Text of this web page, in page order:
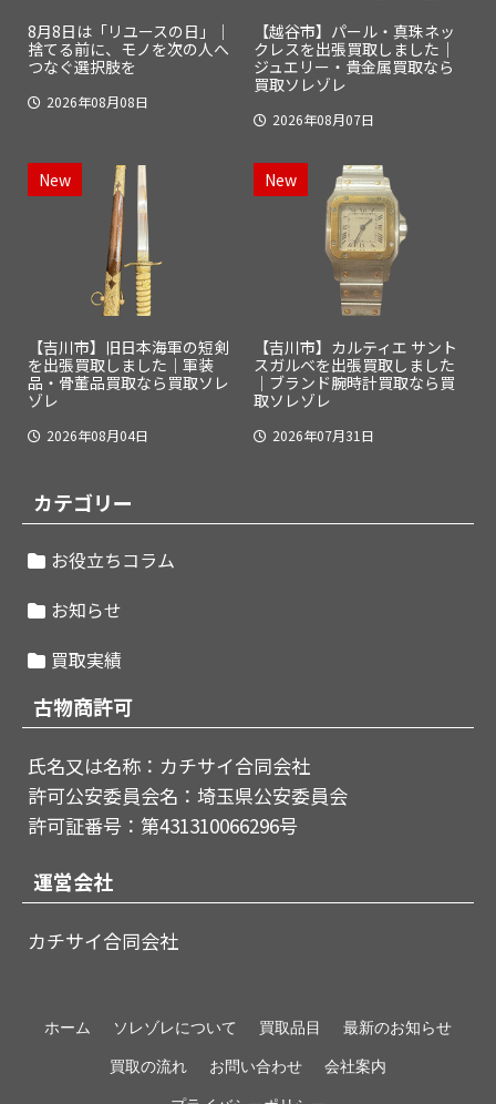
8月8日は「リユースの日」｜
捨てる前に、モノを次の人へ
つなぐ選択肢を
2026年08月08日
【越谷市】パール・真珠ネッ
クレスを出張買取しました｜
ジュエリー・貴金属買取なら
買取ソレゾレ
2026年08月07日
New
【吉川市】旧日本海軍の短剣
を出張買取しました｜軍装
品・骨董品買取なら買取ソレ
ゾレ
2026年08月04日
New
【吉川市】カルティエ サント
スガルベを出張買取しました
｜ブランド腕時計買取なら買
取ソレゾレ
2026年07月31日
カテゴリー
お役立ちコラム
お知らせ
買取実績
古物商許可
氏名又は名称：カチサイ合同会社
許可公安委員会名：埼玉県公安委員会
許可証番号：第431310066296号
運営会社
カチサイ合同会社
ホーム ソレゾレについて 買取品目 最新のお知らせ
買取の流れ お問い合わせ 会社案内